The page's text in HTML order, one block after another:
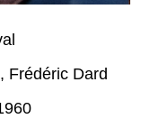
, Frédéric Dard